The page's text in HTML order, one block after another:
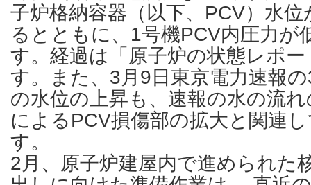
子炉格納容器（以下、PCV）水
るとともに、1号機PCV内圧力が
す。経過は「原子炉の状態レポ
す。また、3月9日東京電力速報
の水位の上昇も、速報の水の流
によるPCV損傷部の拡大と関連
す。
2月、原子炉建屋内で進められた